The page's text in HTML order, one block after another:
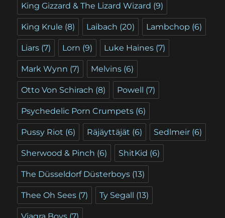
King Gizzard & The Lizard Wizard (9)
King Krule (8) Laibach (20) Lambchop (6)
Liars (7) Lorn (9) Luke Haines (7)
Mark Wynn (7) Melvins (6)
Otto Von Schirach (8) Powell (7)
Psychedelic Porn Crumpets (6)
Pussy Riot (6) Räjäyttäjät (6) Sedlmeir (6)
Sherwood & Pinch (6) ShitKid (6)
The Düsseldorf Düsterboys (13)
Thee Oh Sees (7) Ty Segall (13)